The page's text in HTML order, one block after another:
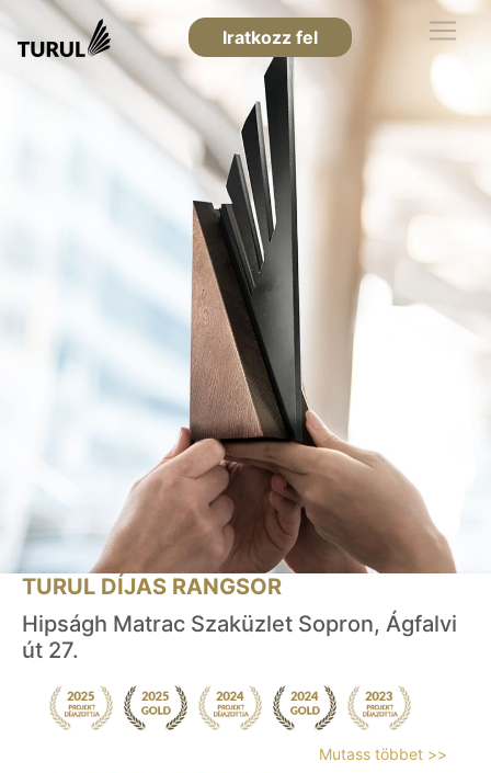
Iratkozz fel
TURUL DÍJAS RANGSOR
Hipságh Matrac Szaküzlet Sopron, Ágfalvi
út 27.
Mutass többet >>